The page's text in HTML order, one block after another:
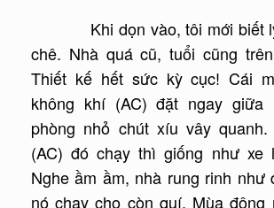
Khi dọn vào, tôi mới biết lý
chê. Nhà quá cũ, tuổi cũng
Thiết kế hết sức kỳ cục! Cái
không khí (AC) đặt ngay giữa
phòng nhỏ chút xíu vây
(AC) đó chạy thì giống như xe
Nghe ầm ầm, nhà rung rinh như
nó chạy cho còn quí. Mùa đông